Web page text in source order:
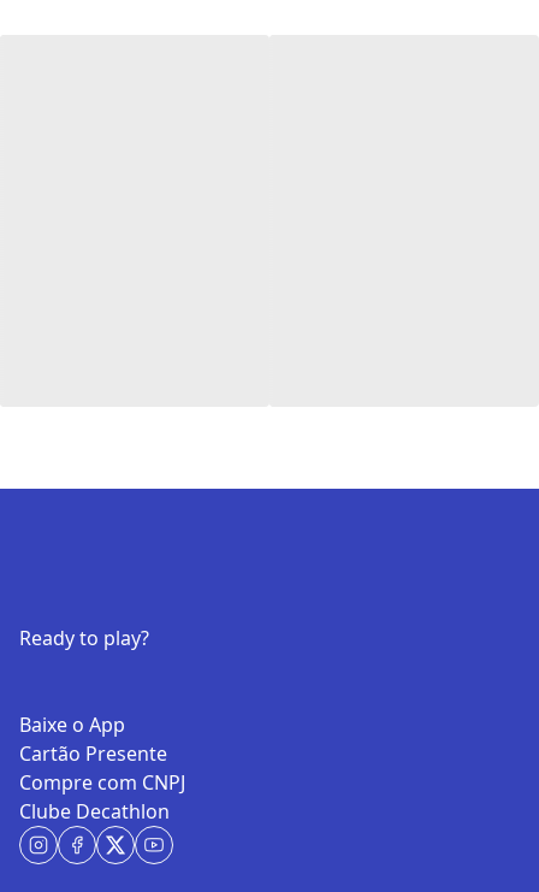
Ready to play?
Baixe o App
Cartão Presente
Compre com CNPJ
Clube Decathlon